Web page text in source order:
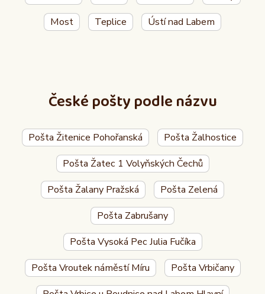
Most
Teplice Ústí nad Labem
České pošty podle názvu
Pošta Žitenice Pohořanská
Pošta Žalhostice
Pošta Žatec 1 Volyňských Čechů
Pošta Žalany Pražská
Pošta Zelená
Pošta Zabrušany
Pošta Vysoká Pec Julia Fučíka
Pošta Vroutek náměstí Míru
Pošta Vrbičany